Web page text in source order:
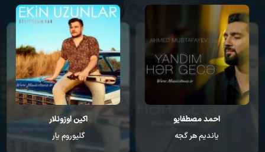
احمد مصطفایو
یاندیم هر گجه
اکین اوزونلار
گلیوروم یار